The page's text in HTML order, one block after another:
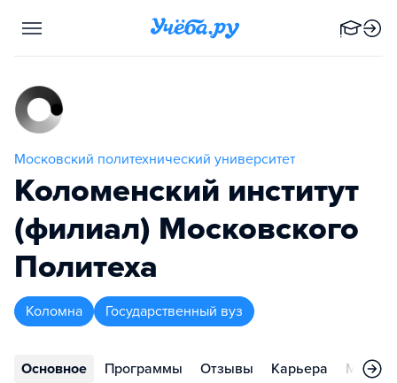
Московский политехнический университет
Коломенский институт
(филиал) Московского
Политеха
Коломна Государственный вуз
Основное Программы Отзывы Карьера